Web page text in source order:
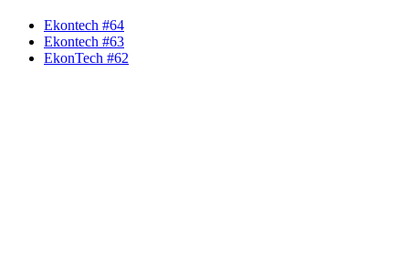
Ekontech #64
Ekontech #63
EkonTech #62